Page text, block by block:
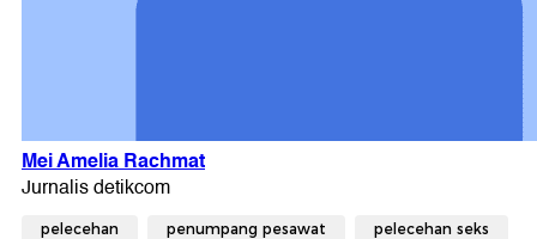
pelecehan penumpang pesawat pelecehan seks